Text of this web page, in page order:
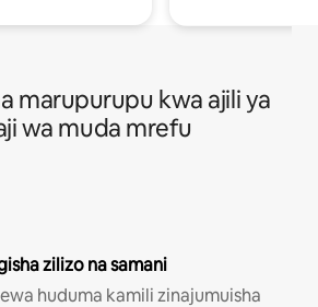
marupurupu kwa ajili ya
wa muda mrefu
zilizo na samani
huduma kamili zinajumuisha